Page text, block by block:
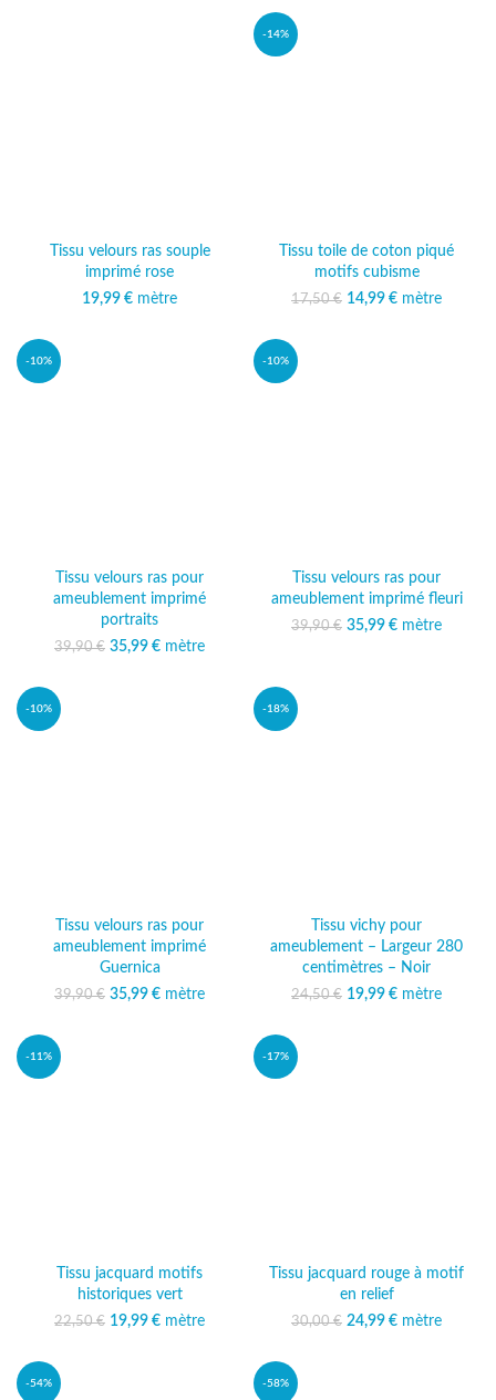
Tissu velours ras souple
imprimé rose
19,99 € mètre
-14%
Tissu toile de coton piqué
motifs cubisme
17,50€ Le prix initial était :
14,99 €
Le prix
mètre
-10%
Tissu velours ras pour
ameublement imprimé
portraits
39,90€ Le prix initial était :
35,99 €
Le prix
mètre
-10%
Tissu velours ras pour
ameublement imprimé fleuri
39,90€ Le prix initial était :
35,99 €
Le prix
mètre
-10%
Tissu velours ras pour
ameublement imprimé
Guernica
39,90€ Le prix initial était :
35,99 €
Le prix
mètre
-18%
Tissu vichy pour
ameublement – Largeur 280
centimètres – Noir
24,50€ Le prix initial était :
19,99 €
Le prix
mètre
-11%
Tissu jacquard motifs
historiques vert
22,50€ Le prix initial était :
19,99 €
Le prix
mètre
-17%
Tissu jacquard rouge à motif
en relief
30,00€ Le prix initial était :
24,99 €
Le prix
mètre
-54% -58%